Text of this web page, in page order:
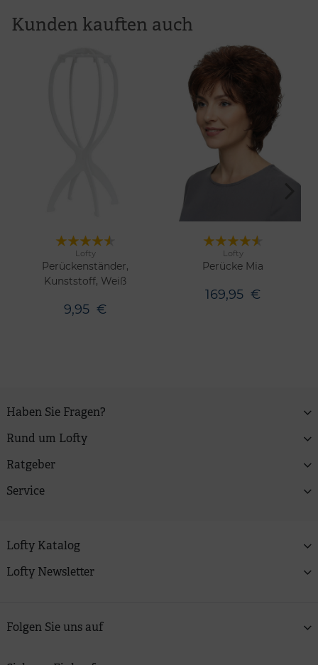
Kunden kauften auch
Merken
Lofty
Perückenständer,
Kunststoff, Weiß
9,95 €
Lofty
Perücke Mia
169,95 €
Haben Sie Fragen?
Rund um Lofty
Ratgeber
Service
Lofty Katalog
Lofty Newsletter
Folgen Sie uns auf